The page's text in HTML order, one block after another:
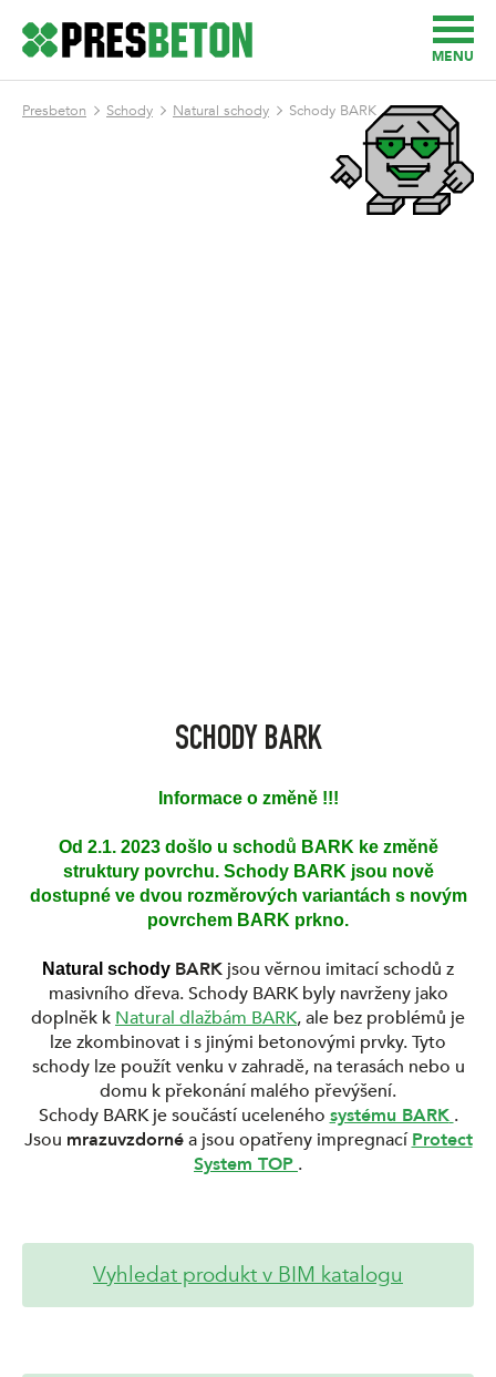
MENU
Presbeton Schody Natural schody Schody BARK
SCHODY BARK
Informace o změně !!!
Od 2.1. 2023 došlo u schodů BARK ke změně
struktury povrchu. Schody BARK jsou nově
dostupné ve dvou rozměrových variantách s novým
povrchem BARK prkno.
Natural schody BARK jsou věrnou imitací schodů z
masivního dřeva. Schody BARK byly navrženy jako
doplněk k Natural dlažbám BARK, ale bez problémů je
lze zkombinovat i s jinými betonovými prvky. Tyto
schody lze použít venku v zahradě, na terasách nebo u
domu k překonání malého převýšení.
Schody BARK je součástí uceleného systému BARK .
Jsou mrazuvzdornéa jsou opatřeny impregnacíProtect
System TOP .
Vyhledat produkt v BIM katalogu